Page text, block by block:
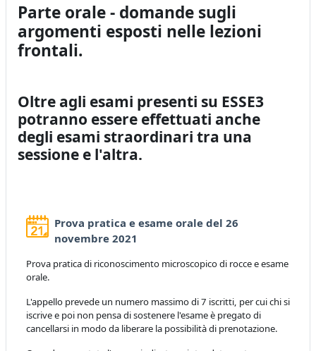
Parte orale - domande sugli
argomenti esposti nelle lezioni
frontali.
Oltre agli esami presenti su ESSE3
potranno essere effettuati anche
degli esami straordinari tra una
sessione e l'altra.
Prova pratica e esame orale del 26
novembre 2021
Prova pratica di riconoscimento microscopico di rocce e esame
orale.
L'appello prevede un numero massimo di 7 iscritti, per cui chi si
iscrive e poi non pensa di sostenere l'esame è pregato di
cancellarsi in modo da liberare la possibilità di prenotazione.